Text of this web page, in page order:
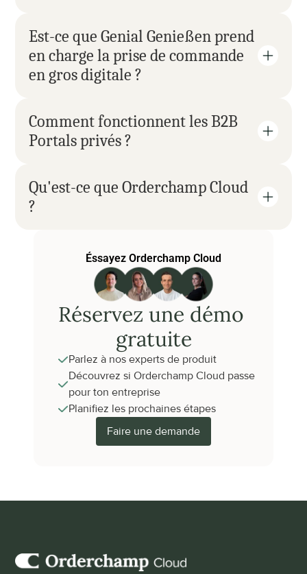
Est-ce que Genial Genießen prend
en charge la prise de commande
en gros digitale ?
Comment fonctionnent les B2B
Portals privés ?
Qu'est-ce que Orderchamp Cloud
?
Éssayez Orderchamp Cloud
Réservez une démo
gratuite
Parlez à nos experts de produit
Découvrez si Orderchamp Cloud passe
pour ton entreprise
Planifiez les prochaines étapes
Faire une demande